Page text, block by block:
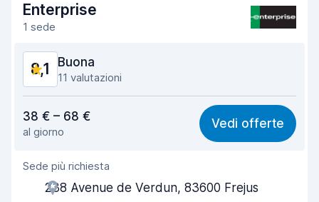
Enterprise
1 sede
8,1 Buona
11 valutazioni
7,7
Facile da trovare 8,0
Gentilezza degli agenti
38 € – 68 €
al giorno
Vedi offerte
Sede più richiesta
238 Avenue de Verdun, 83600 Frejus